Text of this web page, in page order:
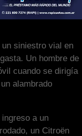
siniestro vial en
Un hombre de
cuando se dirigía
alambrado
a un
un Citroën